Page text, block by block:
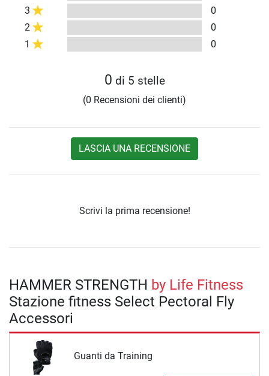
3
0
2
0
1
0
0 di 5 stelle
(0 Recensioni dei clienti)
LASCIA UNA RECENSIONE
Scrivi la prima recensione!
HAMMER STRENGTH by Life Fitness
Stazione fitness Select Pectoral Fly
Accessori
Guanti da Training